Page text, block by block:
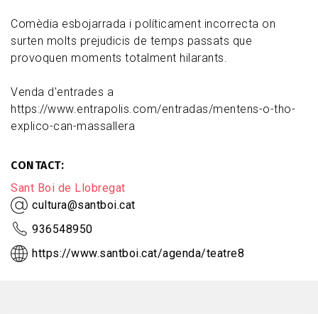
Comèdia esbojarrada i políticament incorrecta on
surten molts prejudicis de temps passats que
provoquen moments totalment hilarants.
Venda d'entrades a
https://www.entrapolis.com/entradas/mentens-o-tho-
explico-can-massallera
CONTACT
Sant Boi de Llobregat
cultura@santboi.cat
936548950
https://www.santboi.cat/agenda/teatre8